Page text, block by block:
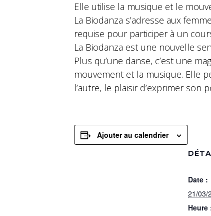
Elle utilise la musique et le
La Biodanza s’adresse aux
requise pour participer à un
La Biodanza est une nouvelle
Plus qu’une danse, c’est une
mouvement et la musique. Elle
l’autre, le plaisir d’exprimer son
Ajouter au calendrier
Date :
21/03/
Heure